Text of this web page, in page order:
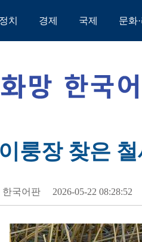
정치 경제 국제 문화
룽장 찾은
한국어판 2026-05-22 08:28:52